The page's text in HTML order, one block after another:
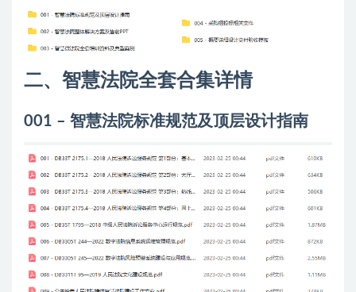
二、智慧法院全套合集详情
001 – 智慧法院标准规范及顶层设计指南